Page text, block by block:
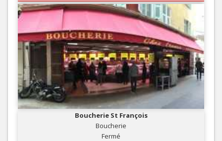
Boucherie St François
Boucherie
Fermé